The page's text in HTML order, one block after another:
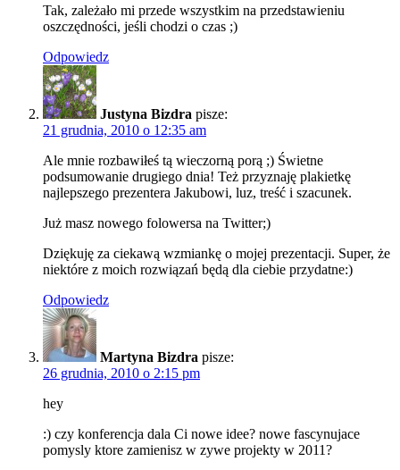
Tak, zależało mi przede wszystkim na przedstawieniu
oszczędności, jeśli chodzi o czas ;)
Odpowiedz
Justyna Bizdra pisze:
21 grudnia, 2010 o 12:35 am
Ale mnie rozbawiłeś tą wieczorną porą ;) Świetne
podsumowanie drugiego dnia! Też przyznaję plakietkę
najlepszego prezentera Jakubowi, luz, treść i szacunek.
Już masz nowego folowersa na Twitter;)
Dziękuję za ciekawą wzmiankę o mojej prezentacji. Super, że
niektóre z moich rozwiązań będą dla ciebie przydatne:)
Odpowiedz
Martyna Bizdra pisze:
26 grudnia, 2010 o 2:15 pm
hey
:) czy konferencja dala Ci nowe idee? nowe fascynujace
pomysly ktore zamienisz w zywe projekty w 2011?